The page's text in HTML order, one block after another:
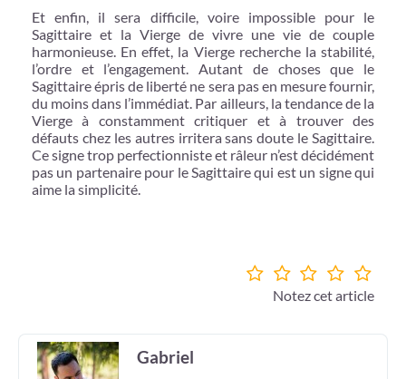
Et enfin, il sera difficile, voire impossible pour le
Sagittaire et la Vierge de vivre une vie de couple
harmonieuse. En effet, la Vierge recherche la stabilité,
l’ordre et l’engagement. Autant de choses que le
Sagittaire épris de liberté ne sera pas en mesure fournir,
du moins dans l’immédiat. Par ailleurs, la tendance de la
Vierge à constamment critiquer et à trouver des
défauts chez les autres irritera sans doute le Sagittaire.
Ce signe trop perfectionniste et râleur n’est décidément
pas un partenaire pour le Sagittaire qui est un signe qui
aime la simplicité.
Notez cet article
Gabriel